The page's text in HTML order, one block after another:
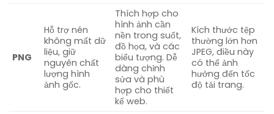
PNG
Hỗ trợ nén
không mất dữ
liệu, giữ
nguyên chất
lượng hình
ảnh gốc.
Thích hợp cho
hình ảnh cần
nền trong suốt,
đồ họa, và các
biểu tượng. Dễ
dàng chỉnh
sửa và phù
hợp cho thiết
kế web.
Kích thước tệp
thường lớn hơn
JPEG, điều này
có thể ảnh
hưởng đến tốc
độ tải trang.